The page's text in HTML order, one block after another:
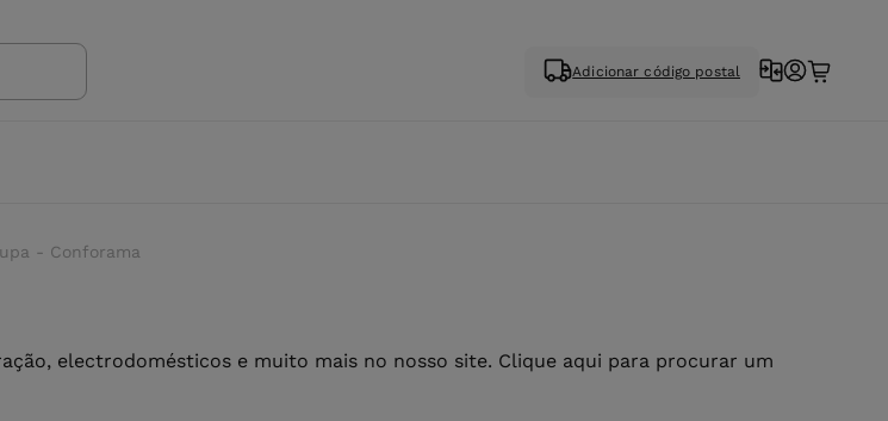
Adicionar código postal
- Conforama
electrodomésticos e muito mais no nosso site. Clique aqui para procurar um